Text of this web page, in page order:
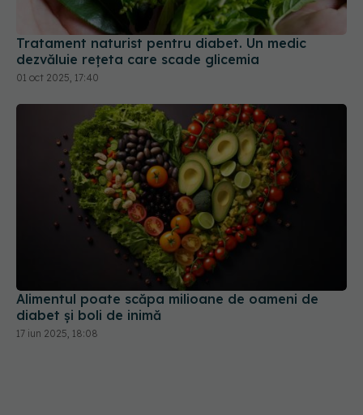
Tratament naturist pentru diabet. Un medic
dezvăluie rețeta care scade glicemia
01 oct 2025, 17:40
Alimentul poate scăpa milioane de oameni de
diabet și boli de inimă
17 iun 2025, 18:08